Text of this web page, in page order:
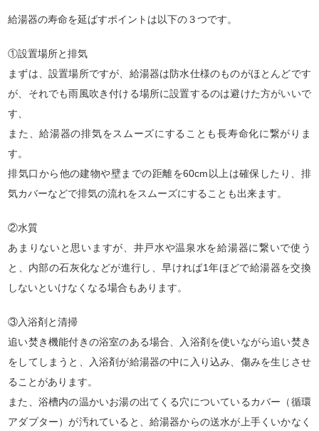
給湯器の寿命を延ばすポイントは以下の３つです。
①設置場所と排気
まずは、設置場所ですが、給湯器は防水仕様のものがほとんどです
が、それでも雨風吹き付ける場所に設置するのは避けた方がいいで
す、
また、給湯器の排気をスムーズにすることも長寿命化に繋がりま
す。
排気口から他の建物や壁までの距離を60cm以上は確保したり、排
気カバーなどで排気の流れをスムーズにすることも出来ます。
②水質
あまりないと思いますが、井戸水や温泉水を給湯器に繋いで使う
と、内部の石灰化などが進行し、早ければ1年ほどで給湯器を交換
しないといけなくなる場合もあります。
③入浴剤と清掃
追い焚き機能付きの浴室のある場合、入浴剤を使いながら追い焚き
をしてしまうと、入浴剤が給湯器の中に入り込み、傷みを生じさせ
ることがあります。
また、浴槽内の温かいお湯の出てくる穴についているカバー（循環
アダプター）が汚れていると、給湯器からの送水が上手くいかなく